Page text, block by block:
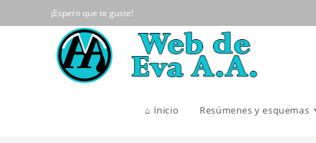
al
¡Espero que te guste!
⌂ Inicio Resúmenes y esquemas